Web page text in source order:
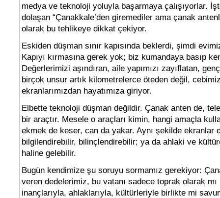
medya ve teknoloji yoluyla başarmaya çalışıyorlar.
dolaşan “Çanakkale’den giremediler ama çanak
olarak bu tehlikeye dikkat çekiyor.
Eskiden düşman sınır kapısında beklerdi, şimdi
Kapıyı kırmasına gerek yok; biz kumandaya basıp
Değerlerimizi aşındıran, aile yapımızı zayıflatan,
birçok unsur artık kilometrelerce öteden değil,
ekranlarımızdan hayatımıza giriyor.
Elbette teknoloji düşman değildir. Çanak anten de,
bir araçtır. Mesele o araçları kimin, hangi amaçla
ekmek de keser, can da yakar. Aynı şekilde ekranlar
bilgilendirebilir, bilinçlendirebilir; ya da ahlaki ve
haline gelebilir.
Bugün kendimize şu soruyu sormamız gerekiyor:
veren dedelerimiz, bu vatanı sadece toprak olarak
inançlarıyla, ahlaklarıyla, kültürleriyle birlikte mi